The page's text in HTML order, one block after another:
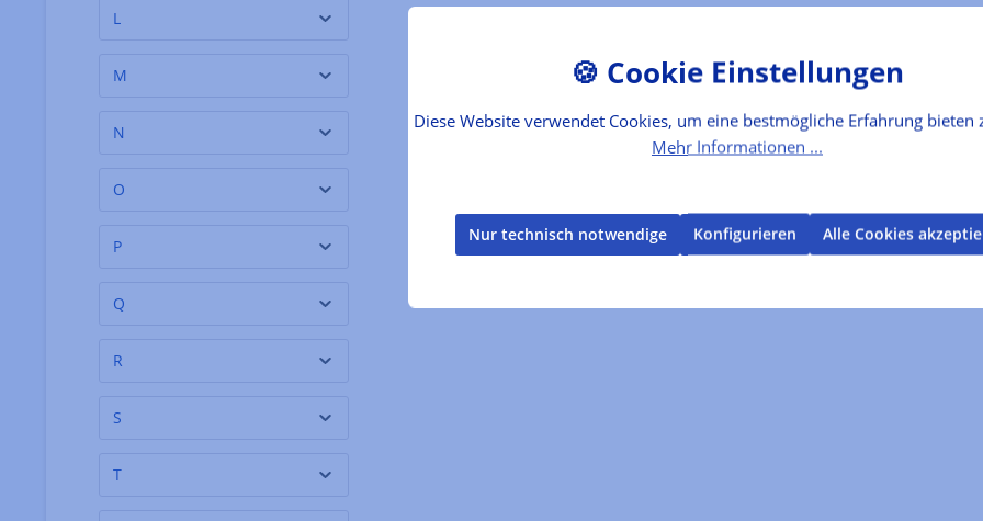
(1)
(1)
(3)
(5)
(1)
L
M
N
O
P
Q
R
S
T
Diese Website verwendet Cookies, um eine bestmögliche Erfahrung bieten
Mehr Informationen ...
Nur technisch notwendige Konfigurieren Alle Cookies